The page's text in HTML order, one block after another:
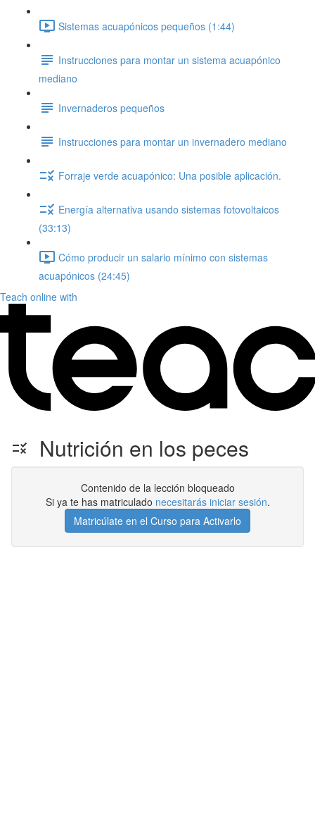
Sistemas acuapónicos pequeños (1:44)
Instrucciones para montar un sistema acuapónico
mediano
Invernaderos pequeños
Instrucciones para montar un invernadero mediano
Forraje verde acuapónico: Una posible aplicación.
Energía alternativa usando sistemas fotovoltaicos
(33:13)
Cómo producir un salario mínimo con sistemas
acuapónicos (24:45)
Teach online with
Nutrición en los peces
Contenido de la lección bloqueado
Si ya te has matriculado necesitarás iniciar sesión.
Matricúlate en el Curso para Activarlo